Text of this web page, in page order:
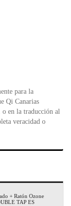
para la
Qi Canarias
o en la traducción al
veracidad o
+ Ratón Ozone
TAP ES